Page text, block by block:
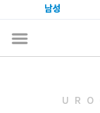
남성